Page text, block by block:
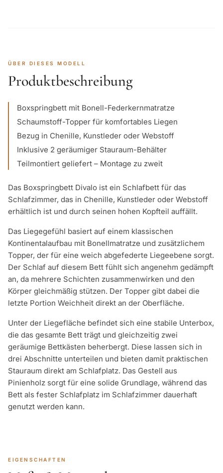
ÜBER DIESES MODELL
Produktbeschreibung
Boxspringbett mit Bonell-Federkernmatratze
Schaumstoff-Topper für komfortables Liegen
Bezug in Chenille, Kunstleder oder Webstoff
Inklusive 2 geräumiger Stauraum-Behälter
Teilmontiert geliefert – Montage zu zweit
Das Boxspringbett Divalo ist ein Schlafbett für das
Schlafzimmer, das in Chenille, Kunstleder oder Webstoff
erhältlich ist und durch seinen hohen Kopfteil auffällt.
Das Liegegefühl basiert auf einem klassischen
Kontinentalaufbau mit Bonellmatratze und zusätzlichem
Topper, der für eine weich abgefederte Liegeebene sorgt.
Der Schlaf auf diesem Bett fühlt sich angenehm gedämpft
an, da mehrere Schichten zusammenwirken und den
Körper gleichmäßig stützen. Der Topper gibt dabei die
letzte Portion Weichheit direkt an der Oberfläche.
Unter der Liegefläche befindet sich eine stabile Unterbox,
die das gesamte Bett trägt und gleichzeitig zwei
geräumige Bettkästen beherbergt. Diese lassen sich in
drei Abschnitte unterteilen und bieten damit praktischen
Stauraum direkt am Schlafplatz. Das Gestell aus
Pinienholz sorgt für eine solide Grundlage, während das
Bett als fester Schlafplatz im Schlafzimmer dauerhaft
genutzt werden kann.
EIGENSCHAFTEN